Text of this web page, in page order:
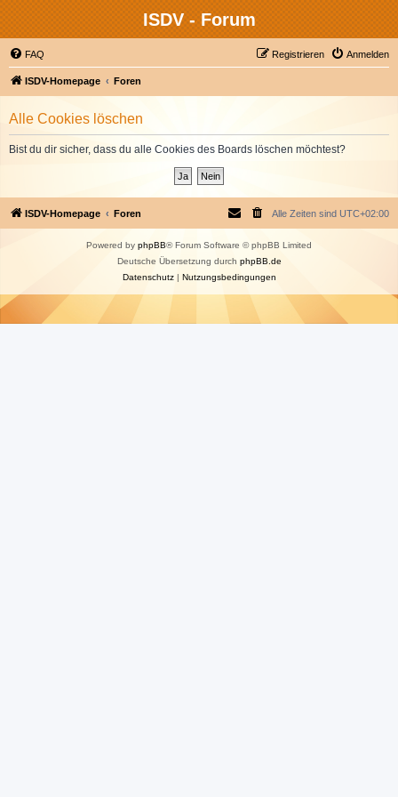
ISDV - Forum
FAQ Anmelden
Registrieren
ISDV-Homepage Foren
Alle Cookies löschen
Bist du dir sicher, dass du alle Cookies des Boards löschen möchtest?
ISDV-Homepage Foren Alle Zeiten sind UTC+02:00
Powered by phpBB® Forum Software © phpBB Limited
Deutsche Übersetzung durch phpBB.de
Datenschutz| Nutzungsbedingungen